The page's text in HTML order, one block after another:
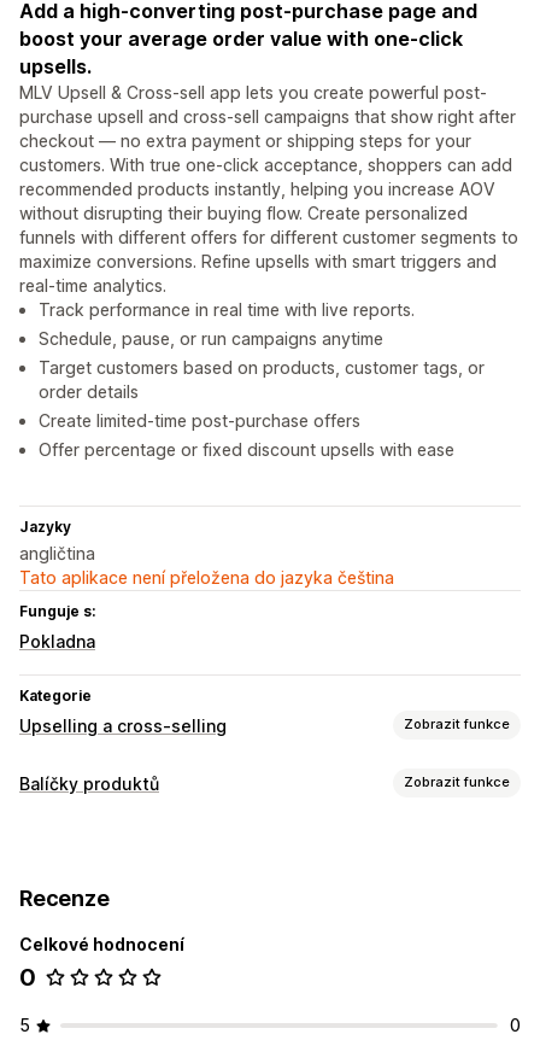
Add a high-converting post-purchase page and
boost your average order value with one-click
upsells.
MLV Upsell & Cross-sell app lets you create powerful post-
purchase upsell and cross-sell campaigns that show right after
checkout — no extra payment or shipping steps for your
customers. With true one-click acceptance, shoppers can add
recommended products instantly, helping you increase AOV
without disrupting their buying flow. Create personalized
funnels with different offers for different customer segments to
maximize conversions. Refine upsells with smart triggers and
real-time analytics.
Track performance in real time with live reports.
Schedule, pause, or run campaigns anytime
Target customers based on products, customer tags, or
order details
Create limited-time post-purchase offers
Offer percentage or fixed discount upsells with ease
Jazyky
angličtina
Tato aplikace není přeložena do jazyka čeština
Funguje s:
Pokladna
Kategorie
Upselling a cross-selling Zobrazit funkce
Přizpůsobení
Doporučené produkty
Analytika
Míry prokliku
Konverzní poměry
Balíčky produktů Zobrazit funkce
Slevy Paušální slevy
Recenze
Celkové hodnocení
0
5 0